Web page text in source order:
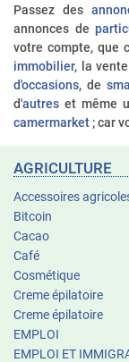
Passez des
annonces de
votre compte, que
immobilier, la
d'occasions, de
d'autres et même
camermarket ; car
AGRICULTURE
Accessoires
Bitcoin
Cacao
Café
Cosmétique
Creme épilatoire
Creme épilatoire
EMPLOI
EMPLOI ET